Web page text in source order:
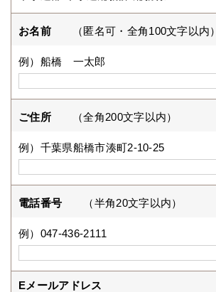
お名前 （匿名可・全角100文字以内）
例）船橋 一太郎
ご住所 （全角200文字以内）
例）千葉県船橋市湊町2-10-25
電話番号 （半角20文字以内）
例）047-436-2111
Eメールアドレス